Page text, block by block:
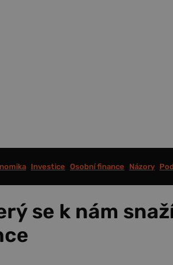
Investice Osobní finance Názory
se k nám